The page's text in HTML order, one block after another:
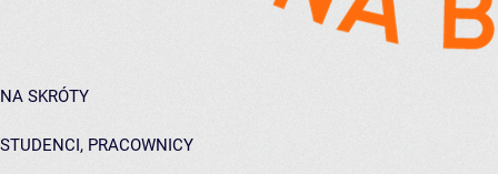
NA SKRÓTY
STUDENCI, PRACOWNICY